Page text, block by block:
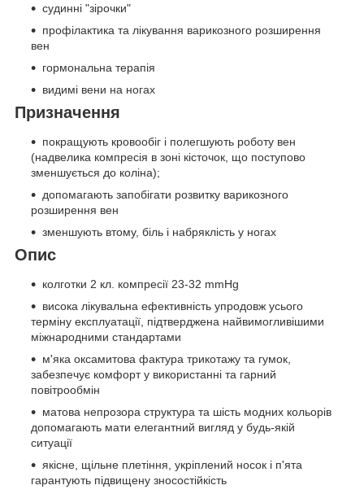
судинні "зірочки"
профілактика та лікування варикозного розширення
вен
гормональна терапія
видимі вени на ногах
Призначення
покращують кровообіг і полегшують роботу вен
(надвелика компресія в зоні кісточок, що поступово
зменшується до коліна);
допомагають запобігати розвитку варикозного
розширення вен
зменшують втому, біль і набряклість у ногах
Опис
колготки 2 кл. компресії 23-32 mmHg
висока лікувальна ефективність упродовж усього
терміну експлуатації, підтверджена найвимогливішими
міжнародними стандартами
м'яка оксамитова фактура трикотажу та гумок,
забезпечує комфорт у використанні та гарний
повітрообмін
матова непрозора структура та шість модних кольорів
допомагають мати елегантний вигляд у будь-якій
ситуації
якісне, щільне плетіння, укріплений носок і п'ята
гарантують підвищену зносостійкість